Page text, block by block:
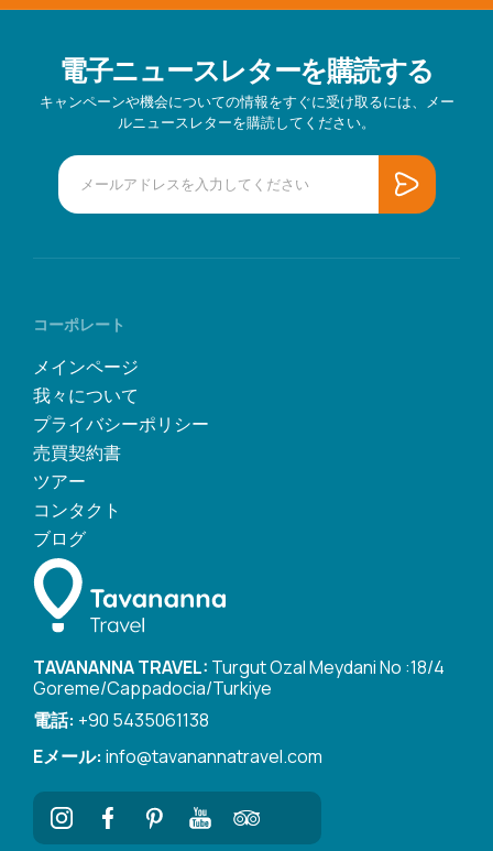
電子ニュースレターを購読する
キャンペーンや機会についての情報をすぐに受け取るには、メー
ルニュースレターを購読してください。
コーポレート
メインページ
我々について
プライバシーポリシー
売買契約書
ツアー
コンタクト
ブログ
TAVANANNA TRAVEL: Turgut Ozal Meydani No :18/4
Goreme/Cappadocia/Turkiye
電話: +90 5435061138
Eメール: info@tavanannatravel.com